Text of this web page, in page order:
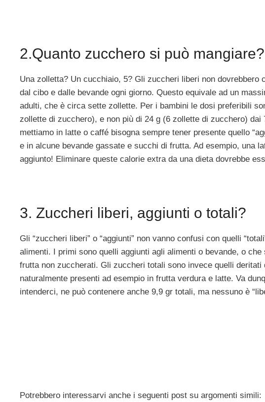
2.Quanto zucchero si può mangiare?
Una zolletta? Un cucchiaio, 5? Gli zuccheri liberi non dovrebbero
dal cibo e dalle bevande ogni giorno. Questo equivale ad un
adulti, che è circa sette zollette. Per i bambini le dosi preferibili
zollette di zucchero), e non più di 24 g (6 zollette di zucchero)
mettiamo in latte o caffé bisogna sempre tener presente quello
e in alcune bevande gassate e succhi di frutta. Ad esempio, una
aggiunto! Eliminare queste calorie extra da una dieta dovrebbe
3. Zuccheri liberi, aggiunti o totali?
Gli “zuccheri liberi” o “aggiunti” non vanno confusi con quelli
alimenti. I primi sono quelli aggiunti agli alimenti o bevande, o
frutta non zuccherati. Gli zuccheri totali sono invece quelli
naturalmente presenti ad esempio in frutta verdura e latte. Va
intenderci, ne può contenere anche 9,9 gr totali, ma nessuno è
Potrebbero interessarvi anche i seguenti post su argomenti simili: